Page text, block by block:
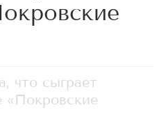
что сыграет
«Покровские